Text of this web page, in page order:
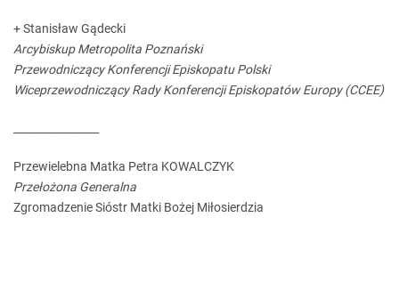
+ Stanisław Gądecki
Arcybiskup Metropolita Poznański
Przewodniczący Konferencji Episkopatu Polski
Wiceprzewodniczący Rady Konferencji Episkopatów Europy (CCEE)
Przewielebna Matka Petra KOWALCZYK
Przełożona Generalna
Zgromadzenie Sióstr Matki Bożej Miłosierdzia